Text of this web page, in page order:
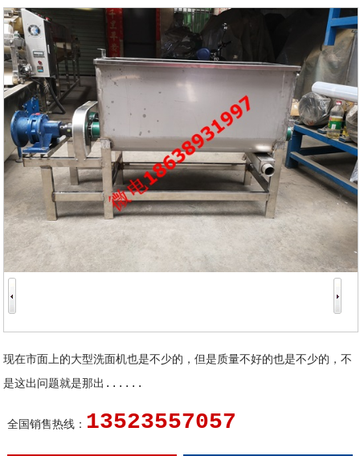
现在市面上的大型洗面机也是不少的，但是质量不好的也是不少的，不
是这出问题就是那出......
全国销售热线： 13523557057